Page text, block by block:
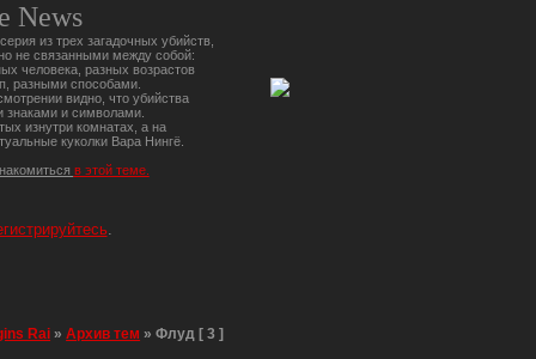
News
из трех загадочных убийств,
не связанными между собой:
человека, разных возрастов
разными способами.
видно, что убийства
и символами.
изнутри комнатах, а на
куколки Вара Нингё.
в этой теме.
.
Rai »Архив тем »Флуд [ 3 ]